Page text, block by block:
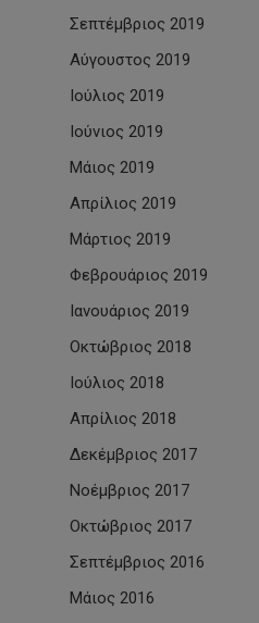
Σεπτέμβριος 2019
Αύγουστος 2019
Ιούλιος 2019
Ιούνιος 2019
Μάιος 2019
Απρίλιος 2019
Μάρτιος 2019
Φεβρουάριος 2019
Ιανουάριος 2019
Οκτώβριος 2018
Ιούλιος 2018
Απρίλιος 2018
Δεκέμβριος 2017
Νοέμβριος 2017
Οκτώβριος 2017
Σεπτέμβριος 2016
Μάιος 2016